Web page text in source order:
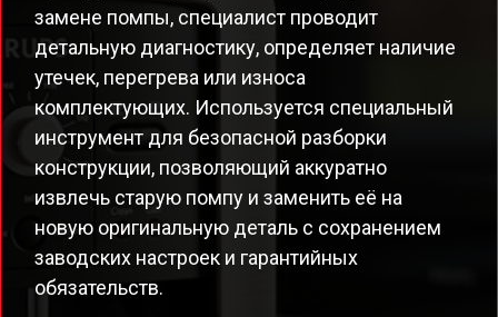
замене помпы, специалист проводит
детальную диагностику, определяет наличие
утечек, перегрева или износа
комплектующих. Используется специальный
инструмент для безопасной разборки
конструкции, позволяющий аккуратно
извлечь старую помпу и заменить её на
новую оригинальную деталь с сохранением
заводских настроек и гарантийных
обязательств.